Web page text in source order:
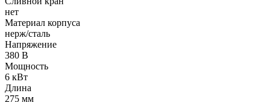
нет
Материал корпуса
нерж/сталь
Напряжение
380 В
Мощность
6 кВт
Длина
275 мм